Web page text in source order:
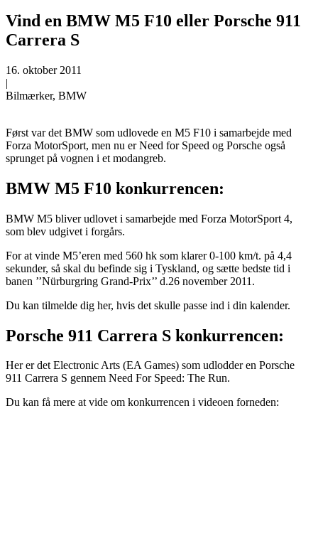
Vind en BMW M5 F10 eller Porsche 911
Carrera S
16. oktober 2011
|
Bilmærker, BMW
Først var det BMW som udlovede en M5 F10 i samarbejde med
Forza MotorSport, men nu er Need for Speed og Porsche også
sprunget på vognen i et modangreb.
BMW M5 F10 konkurrencen:
BMW M5 bliver udlovet i samarbejde med Forza MotorSport 4,
som blev udgivet i forgårs.
For at vinde M5’eren med 560 hk som klarer 0-100 km/t. på 4,4
sekunder, så skal du befinde sig i Tyskland, og sætte bedste tid i
banen ’’Nürburgring Grand-Prix’’ d.26 november 2011.
Du kan tilmelde dig her, hvis det skulle passe ind i din kalender.
Porsche 911 Carrera S konkurrencen:
Her er det Electronic Arts (EA Games) som udlodder en Porsche
911 Carrera S gennem Need For Speed: The Run.
Du kan få mere at vide om konkurrencen i videoen forneden: